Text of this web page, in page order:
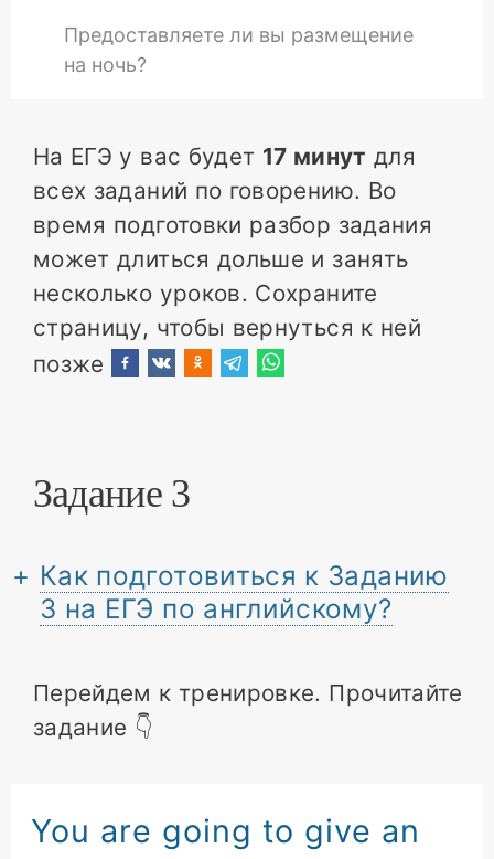
Предоставляете ли вы размещение
на ночь?
На ЕГЭ у вас будет 17 минут для
всех заданий по говорению. Во
время подготовки разбор задания
может длиться дольше и занять
несколько уроков. Сохраните
страницу, чтобы вернуться к ней
позже
Задание 3
Как подготовиться к Заданию
3 на ЕГЭ по английскому?
Перейдем к тренировке. Прочитайте
задание 👇
You are going to give an